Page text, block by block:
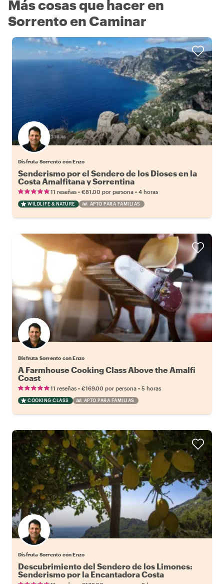
Más cosas que hacer en
Sorrento en Caminar
Disfruta Sorrento con Enzo
Senderismo por el Sendero de los Dioses en la
Costa Amalfitana y Sorrentina
11 reseñas • €81.00 por persona • 4 horas
WILDLIFE & NATURE APTO PARA FAMILIAS
Disfruta Sorrento con Enzo
A Farmhouse Cooking Class Above the Amalfi
Coast
11 reseñas • €169.00 por persona • 5 horas
COOKING CLASS APTO PARA FAMILIAS
Disfruta Sorrento con Enzo
Descubrimiento del Sendero de los Limones:
Senderismo por la Encantadora Costa
Amalfitana